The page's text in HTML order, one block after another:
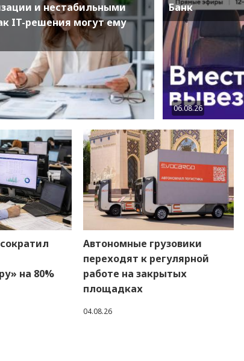
и нестабильными
IT-решения могут ему
Банк
06.08.26
на 80%
Автономные грузовики
переходят к регулярной
работе на закрытых
площадках
04.08.26